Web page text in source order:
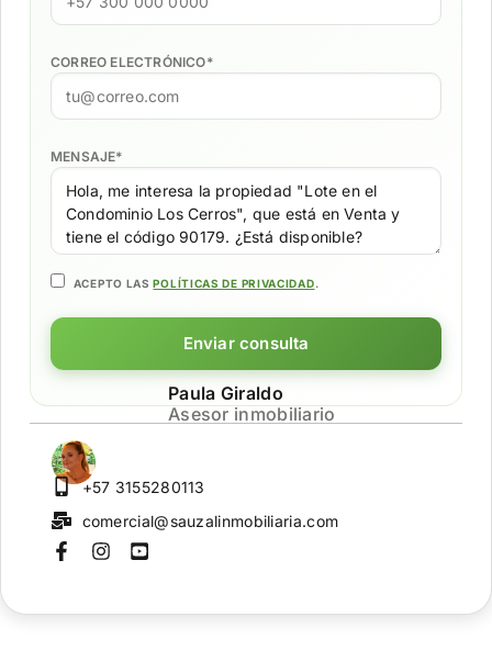
CORREO ELECTRÓNICO*
MENSAJE*
ACEPTO LASPOLÍTICAS DE PRIVACIDAD.
Enviar consulta
Paula Giraldo
Asesor inmobiliario
+57 3155280113
comercial@sauzalinmobiliaria.com